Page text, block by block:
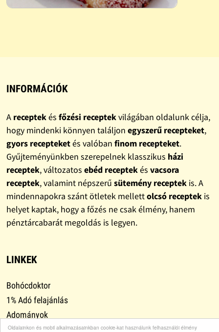
Oldalainkon és mobil alkalmazásainkban cookie-kat használunk felhasználói élmény
INFORMÁCIÓK
A receptekés főzési receptekvilágában oldalunk célja,
hogy mindenki könnyen találjon egyszerű recepteket,
gyors recepteketés valóban finom recepteket.
Gyűjteményünkben szerepelnek klasszikus házi
receptek, változatos ebéd receptekés vacsora
receptek, valamint népszerű sütemény receptekis. A
mindennapokra szánt ötletek mellettolcsó receptekis
helyet kaptak, hogy a főzés ne csak élmény, hanem
pénztárcabarát megoldás is legyen.
LINKEK
Bohócdoktor
1% Adó felajánlás
Adományok
Leszokni